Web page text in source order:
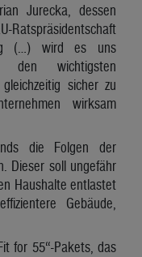
Jurecka, dessen
(…) wird es uns
den wichtigsten
sicher zu
wirksam
die Folgen der
Dieser soll ungefähr
Haushalte entlastet
Gebäude,
for 55“-Pakets, das